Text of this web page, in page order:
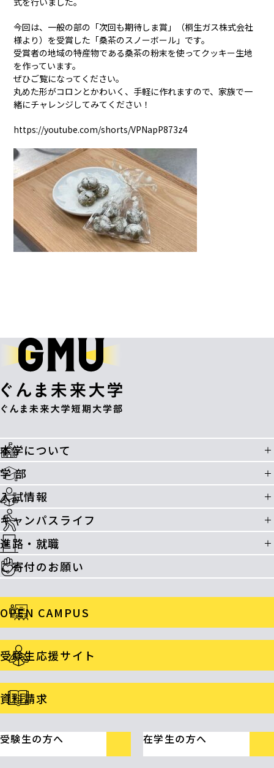
今回は、一般の部の「次回も期待しま賞」（桐生ガス株式会社
様より）を受賞した「桑茶のスノーボール」です。
受賞者の地域の特産物である桑茶の粉末を使ってクッキー生地
を作っています。
ぜひご覧になってください。
丸めた形がコロンとかわいく、手軽に作れますので、家族で一
緒にチャレンジしてみてください！
https://youtube.com/shorts/VPNapP873z4
本学について
学 部
入試情報
キャンパスライフ
進路・就職
ご寄付のお願い
OPEN CAMPUS
受験生応援サイト
資料請求
受験生の方へ 在学生の方へ